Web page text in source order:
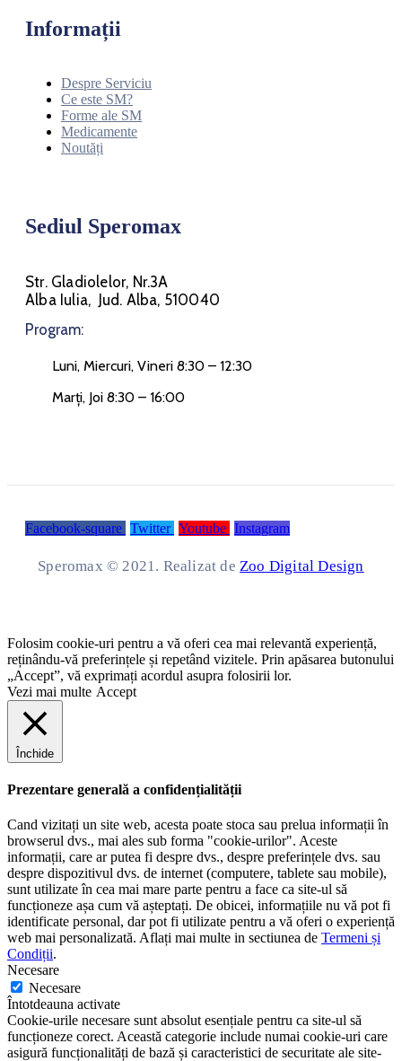
Informații
Despre Serviciu
Ce este SM?
Forme ale SM
Medicamente
Noutăți
Sediul Speromax
Str. Gladiolelor, Nr.3A
Alba Iulia, Jud. Alba, 510040
Program:
Luni, Miercuri, Vineri 8:30 – 12:30
Marți, Joi 8:30 – 16:00
Facebook-square Twitter Youtube Instagram
Speromax © 2021. Realizat deZoo Digital Design
Folosim cookie-uri pentru a vă oferi cea mai relevantă experiență,
reținându-vă preferințele și repetând vizitele. Prin apăsarea butonului
„Accept”, vă exprimați acordul asupra folosirii lor.
Vezi mai multe Accept
Închide
Prezentare generală a confidențialității
Cand vizitați un site web, acesta poate stoca sau prelua informații în
browserul dvs., mai ales sub forma "cookie-urilor". Aceste
informații, care ar putea fi despre dvs., despre preferințele dvs. sau
despre dispozitivul dvs. de internet (computere, tablete sau mobile),
sunt utilizate în cea mai mare parte pentru a face ca site-ul să
funcționeze așa cum vă așteptați. De obicei, informațiile nu vă pot fi
identificate personal, dar pot fi utilizate pentru a vă oferi o experiență
web mai personalizată. Aflați mai multe in sectiunea de Termeni și
Condiții.
Necesare
Necesare
Întotdeauna activate
Cookie-urile necesare sunt absolut esențiale pentru ca site-ul să
funcționeze corect. Această categorie include numai cookie-uri care
asigură funcționalități de bază și caracteristici de securitate ale site-